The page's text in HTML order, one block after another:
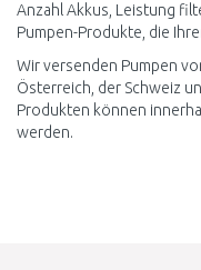
Anzahl Akkus, Leistung
Pumpen-Produkte, die
Wir versenden Pumpen
Österreich, der Schweiz
Produkten können
werden.